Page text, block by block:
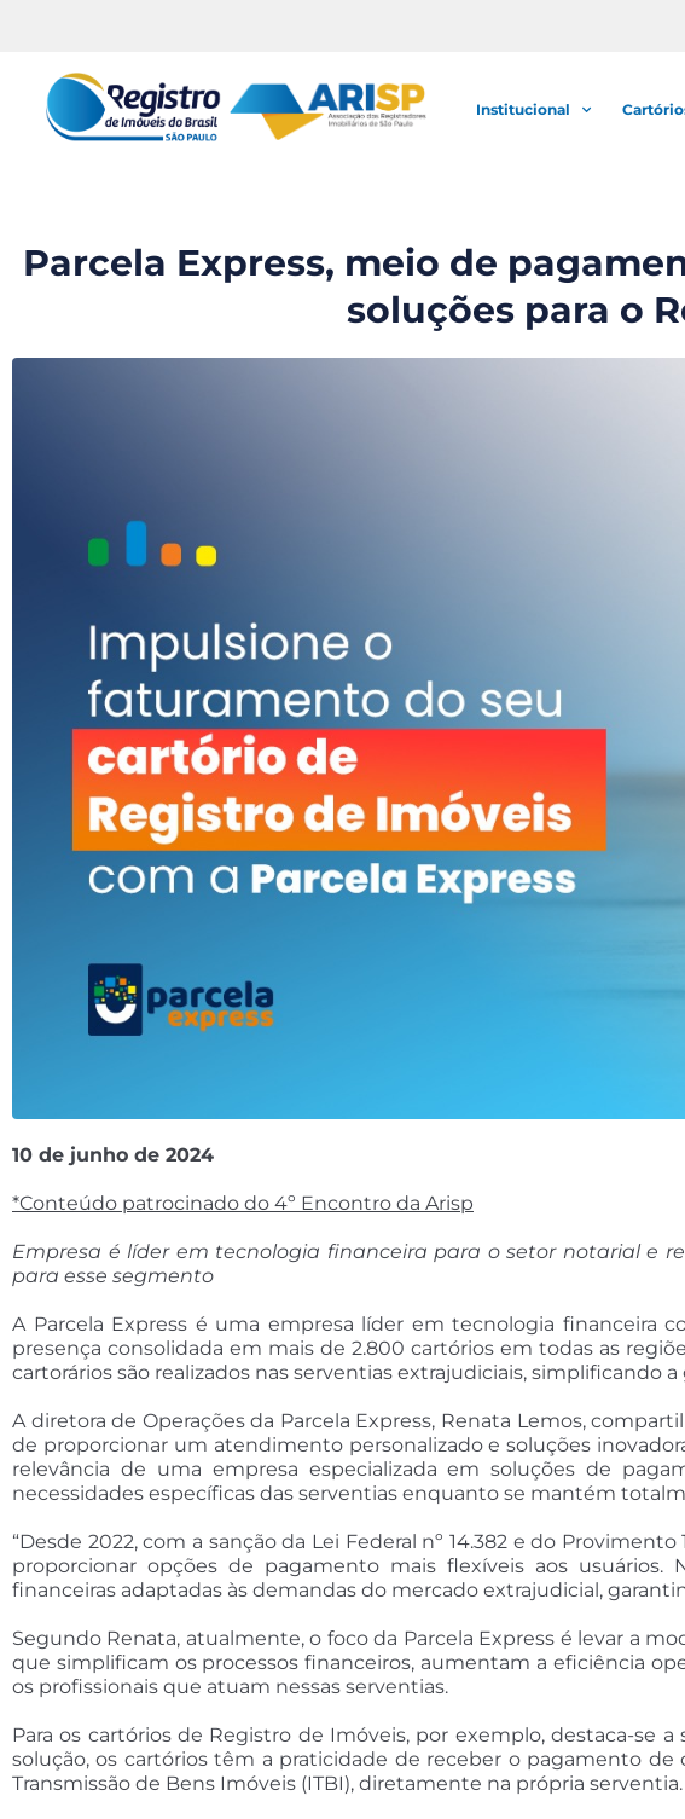
Institucional
Parcela Express, meio de
soluções para o
10 de junho de 2024
*Conteúdo patrocinado do 4º Encontro da Arisp
Empresa é líder em tecnologia financeira para o setor notarial e
para esse segmento
A Parcela Express é uma empresa líder em tecnologia financeira
presença consolidada em mais de 2.800 cartórios em todas as
cartorários são realizados nas serventias extrajudiciais, simplificando
A diretora de Operações da Parcela Express, Renata Lemos,
de proporcionar um atendimento personalizado e soluções
relevância de uma empresa especializada em soluções de
necessidades específicas das serventias enquanto se mantém
“Desde 2022, com a sanção da Lei Federal nº 14.382 e do
proporcionar opções de pagamento mais flexíveis aos
financeiras adaptadas às demandas do mercado extrajudicial,
Segundo Renata, atualmente, o foco da Parcela Express é levar a
que simplificam os processos financeiros, aumentam a eficiência
os profissionais que atuam nessas serventias.
Para os cartórios de Registro de Imóveis, por exemplo, destaca-se
solução, os cartórios têm a praticidade de receber o pagamento
Transmissão de Bens Imóveis (ITBI), diretamente na própria serventia.